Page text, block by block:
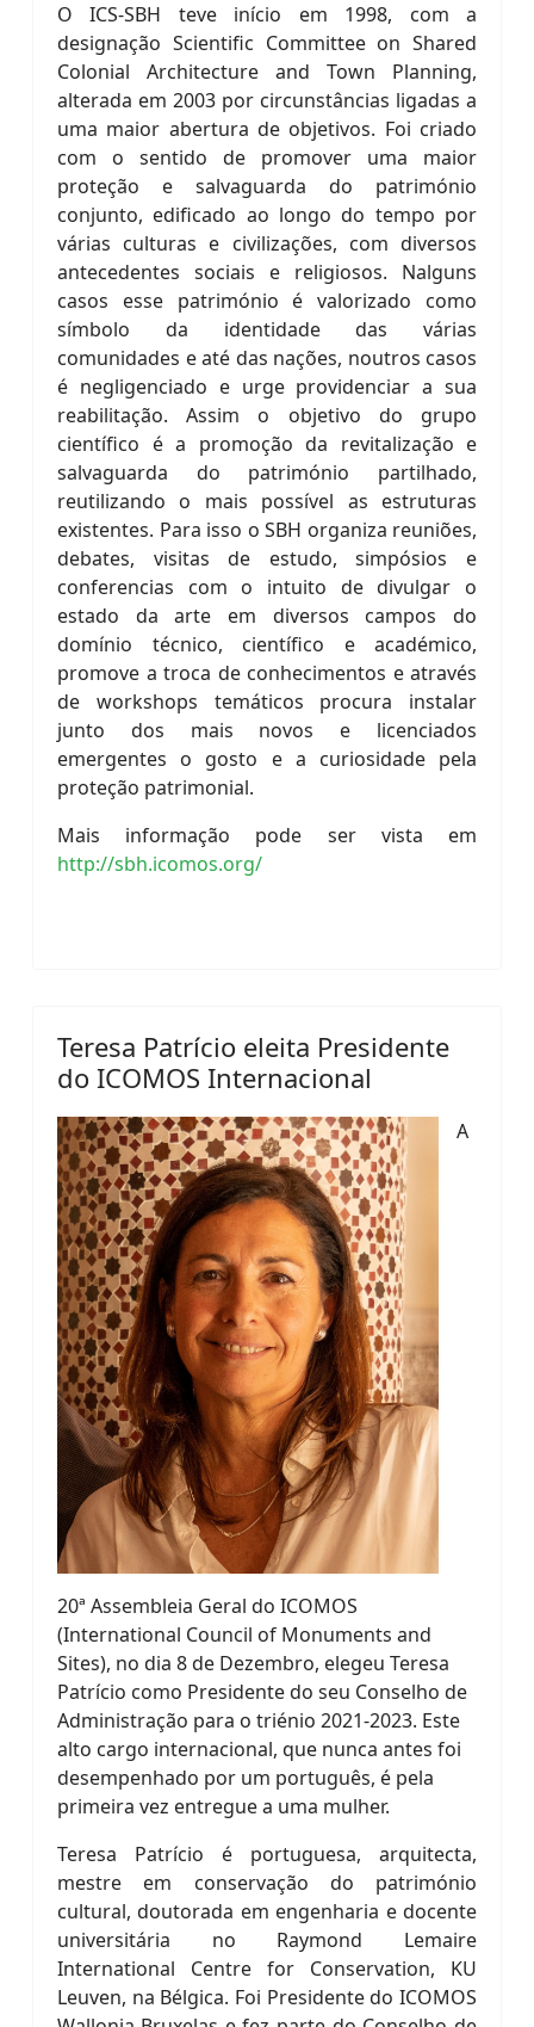
O ICS-SBH teve início em 1998, com a
designação Scientific Committee on Shared
Colonial Architecture and Town Planning,
alterada em 2003 por circunstâncias ligadas a
uma maior abertura de objetivos. Foi criado
com o sentido de promover uma maior
proteção e salvaguarda do património
conjunto, edificado ao longo do tempo por
várias culturas e civilizações, com diversos
antecedentes sociais e religiosos. Nalguns
casos esse património é valorizado como
símbolo da identidade das várias
comunidades e até das nações, noutros casos
é negligenciado e urge providenciar a sua
reabilitação. Assim o objetivo do grupo
científico é a promoção da revitalização e
salvaguarda do património partilhado,
reutilizando o mais possível as estruturas
existentes. Para isso o SBH organiza reuniões,
debates, visitas de estudo, simpósios e
conferencias com o intuito de divulgar o
estado da arte em diversos campos do
domínio técnico, científico e académico,
promove a troca de conhecimentos e através
de workshops temáticos procura instalar
junto dos mais novos e licenciados
emergentes o gosto e a curiosidade pela
proteção patrimonial.
Mais informação pode ser vista em
http://sbh.icomos.org/
Teresa Patrício eleita Presidente
do ICOMOS Internacional
A
20ª Assembleia Geral do ICOMOS
(International Council of Monuments and
Sites), no dia 8 de Dezembro, elegeu Teresa
Patrício como Presidente do seu Conselho de
Administração para o triénio 2021-2023. Este
alto cargo internacional, que nunca antes foi
desempenhado por um português, é pela
primeira vez entregue a uma mulher.
Teresa Patrício é portuguesa, arquitecta,
mestre em conservação do património
cultural, doutorada em engenharia e docente
universitária no Raymond Lemaire
International Centre for Conservation, KU
Leuven, na Bélgica. Foi Presidente do ICOMOS